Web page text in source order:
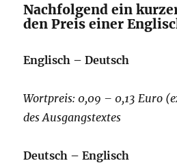
Nachfolgend ein
den Preis einer
Englisch – Deutsch
Wortpreis: 0,09 – 0,13 Euro
des Ausgangstextes
Deutsch – Englisch